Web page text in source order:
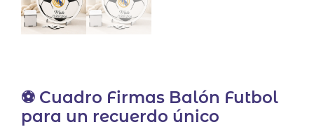
⚽ Cuadro Firmas Balón Futbol
para un recuerdo único